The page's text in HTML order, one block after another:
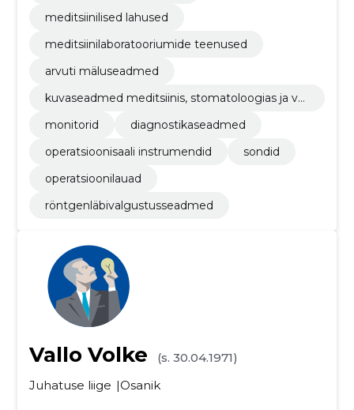
meditsiinilised lahused
meditsiinilaboratooriumide teenused
arvuti mäluseadmed
kuvaseadmed meditsiinis, stomatoloogias ja ve
monitorid
diagnostikaseadmed
operatsioonisaali instrumendid
sondid
operatsioonilauad
röntgenläbivalgustusseadmed
Vallo Volke
(s. 30.04.1971)
Juhatuse liige
Osanik